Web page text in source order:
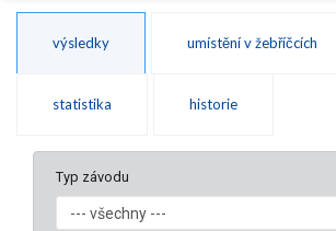
výsledky umístění v žebříčcích
statistika historie
Typ závodu